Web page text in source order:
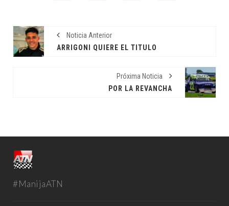
Noticia Anterior
ARRIGONI QUIERE EL TITULO
Próxima Noticia
POR LA REVANCHA
#ManijaATN